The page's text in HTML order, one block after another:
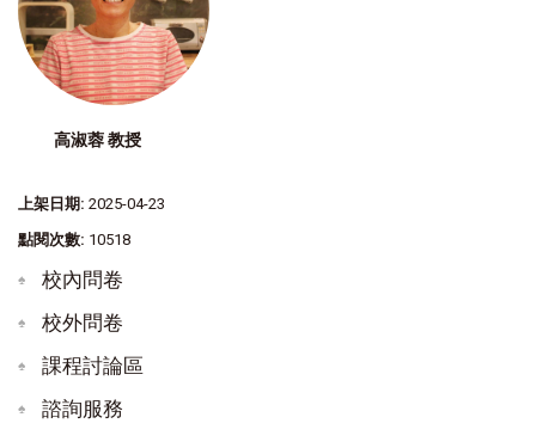
高淑蓉 教授
上架日期: 2025-04-23
點閱次數: 10518
校內問卷
校外問卷
課程討論區
諮詢服務